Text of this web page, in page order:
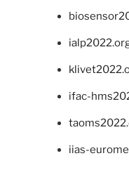
ifac-
iias-